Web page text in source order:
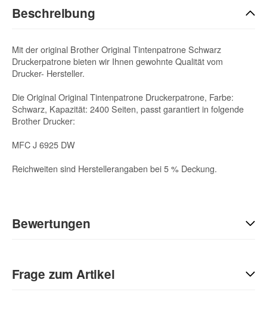
Beschreibung
Mit der original Brother Original Tintenpatrone Schwarz
Druckerpatrone bieten wir Ihnen gewohnte Qualität vom
Drucker- Hersteller.
Die Original Original Tintenpatrone Druckerpatrone, Farbe:
Schwarz, Kapazität: 2400 Seiten, passt garantiert in folgende
Brother Drucker:
MFC J 6925 DW
Reichweiten sind Herstellerangaben bei 5 % Deckung.
Bewertungen
Sie Anderen bei der Kaufentscheidung:
Frage zum Artikel